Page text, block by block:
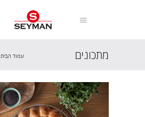
מתכונים עמוד הבית